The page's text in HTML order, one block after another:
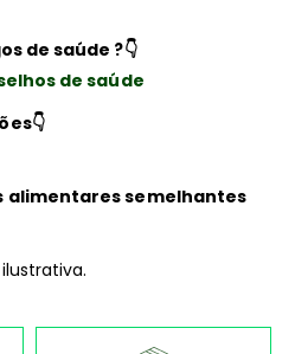
de saúde ?👇
de saúde
👇
alimentares semelhantes